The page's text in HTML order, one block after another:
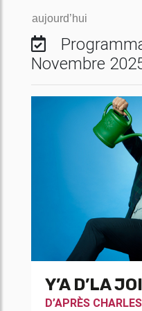
aujourd’hui
Novembre
Y’A D’LA
D’APRÈS